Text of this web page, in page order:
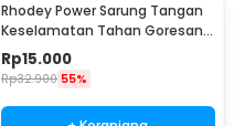
Rhodey Power Sarung Tangan
Keselamatan Tahan Goresan
Pisau - EN388
Rp15.000
Rp32.900 55%